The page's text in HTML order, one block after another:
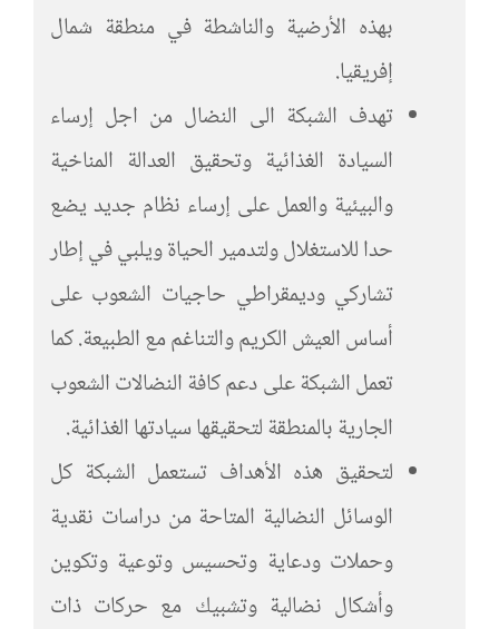
بهذه الأرضية والناشطة في منطقة شمال
إفريقيا.
تهدف الشبكة الى النضال من اجل إرساء
السيادة الغذائية وتحقيق العدالة المناخية
والبيئية والعمل على إرساء نظام جديد يضع
حدا للاستغلال ولتدمير الحياة ويلبي في إطار
تشاركي وديمقراطي حاجيات الشعوب على
أساس العيش الكريم والتناغم مع الطبيعة. كما
تعمل الشبكة على دعم كافة النضالات الشعوب
الجارية بالمنطقة لتحقيقها سيادتها الغذائية.
لتحقيق هذه الأهداف تستعمل الشبكة كل
الوسائل النضالية المتاحة من دراسات نقدية
وحملات ودعاية وتحسيس وتوعية وتكوين
وأشكال نضالية وتشبيك مع حركات ذات